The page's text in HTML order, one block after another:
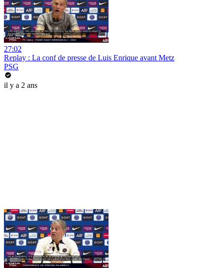
27:02
Replay : La conf de presse de Luis Enrique avant Metz
PSG
il y a 2 ans